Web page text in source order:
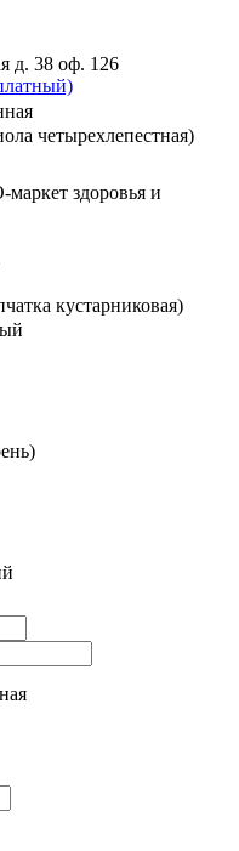
четырехлепестная)
кустарниковая)
д. 38 оф. 126
здоровья и